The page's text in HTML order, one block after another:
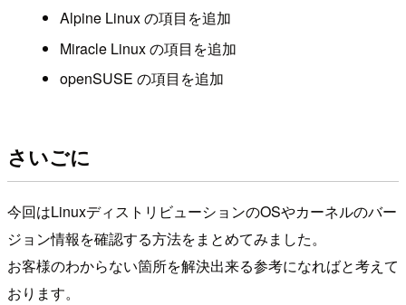
Alpine Linux の項目を追加
Miracle Linux の項目を追加
openSUSE の項目を追加
さいごに
今回はLinuxディストリビューションのOSやカーネルのバー
ジョン情報を確認する方法をまとめてみました。
お客様のわからない箇所を解決出来る参考になればと考えて
おります。